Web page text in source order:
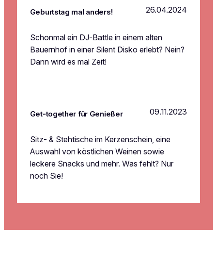
Geburtstag mal anders! 26.04.2024
Schonmal ein DJ-Battle in einem alten
Bauernhof in einer Silent Disko erlebt? Nein?
Dann wird es mal Zeit!
Get-together für Genießer 09.11.2023
Sitz- & Stehtische im Kerzenschein, eine
Auswahl von köstlichen Weinen sowie
leckere Snacks und mehr. Was fehlt? Nur
noch Sie!